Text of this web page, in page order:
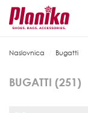
Naslovnica Bugatti
BUGATTI (251)